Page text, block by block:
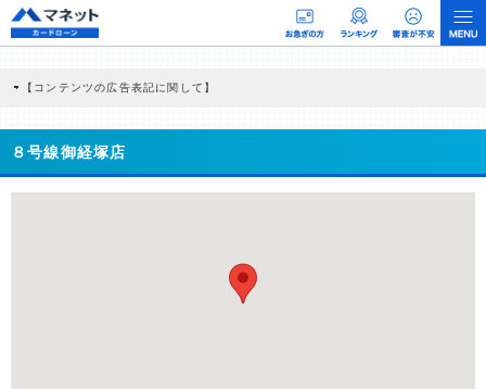
【コンテンツの広告表記に関して】
商品を根拠なくPRするものではなく、当編集部の調査／ユーザーへの口コミ収集な
どに基づき、公平性を担保した情報提供を行っています。
>提携企業一覧
８号線御経塚店